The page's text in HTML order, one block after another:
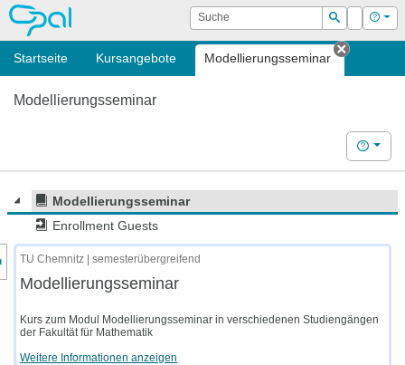
OPAL Suche
Suchen
Login Hilfe
Startseite Kursangebote Modellierungsseminar
Tab
Modellierungsseminar
Hilfe
Modellierungsseminar
Enrollment Guests
des Kursmenüs
TU Chemnitz | semesterübergreifend
Modellierungsseminar
Kurs zum Modul Modellierungsseminar in verschiedenen Studiengängen
der Fakultät für Mathematik
Weitere Informationen anzeigen